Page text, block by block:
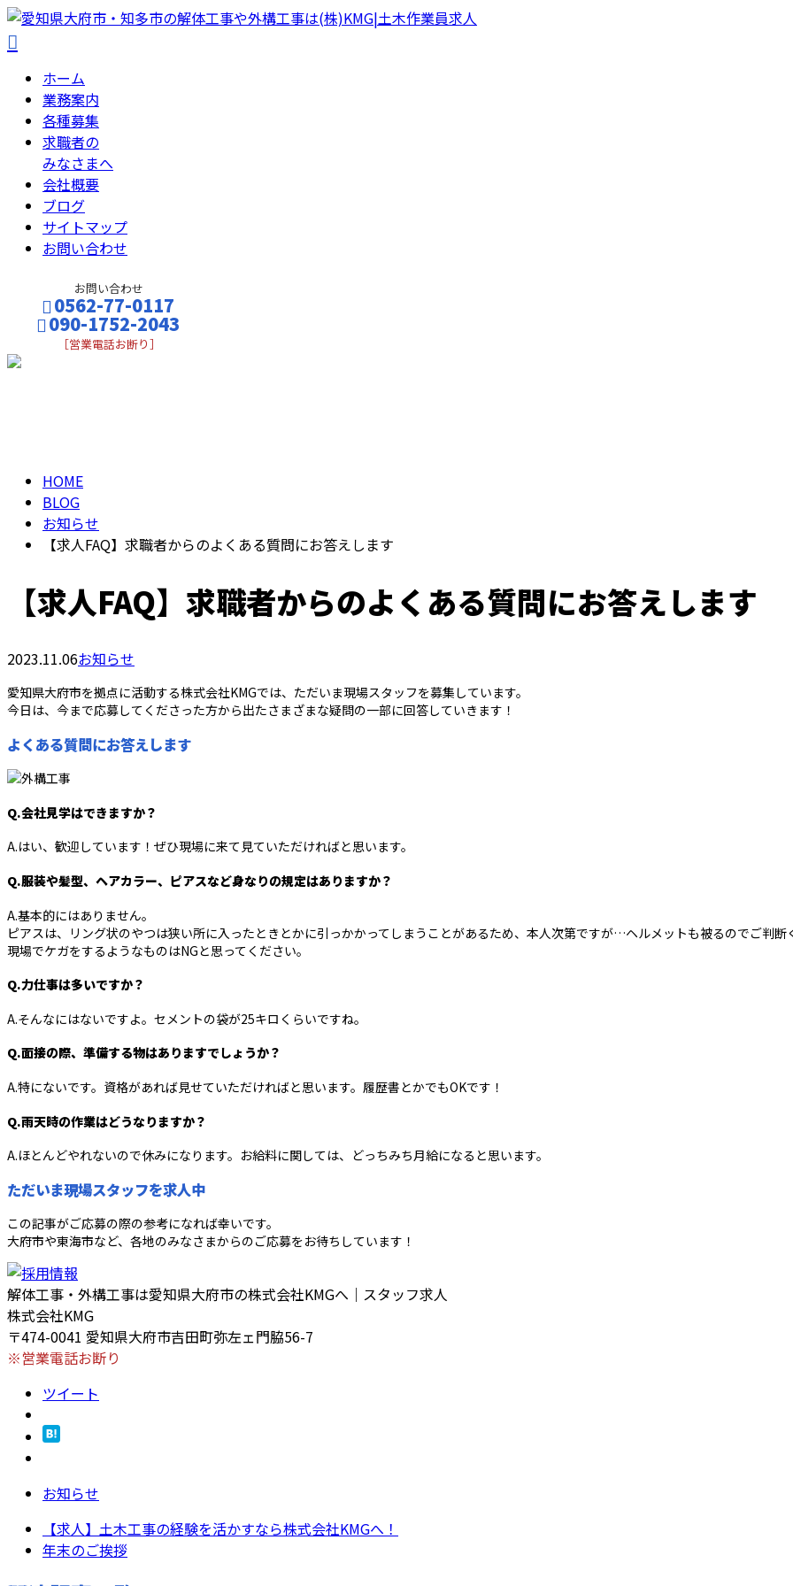
ホーム
業務案内
各種募集
求職者の
みなさまへ
会社概要
ブログ
サイトマップ
お問い合わせ
お問い合わせ
0562-77-0117
090-1752-2043
［営業電話お断り］
HOME
BLOG
お知らせ
【求人FAQ】求職者からのよくある質問にお答えします
【求人FAQ】求職者からのよくある質問にお答えします
2023.11.06お知らせ
愛知県大府市を拠点に活動する株式会社KMGでは、ただいま現場スタッフを募集しています。
今日は、今まで応募してくださった方から出たさまざまな疑問の一部に回答していきます！
よくある質問にお答えします
Q.会社見学はできますか？
A.はい、歓迎しています！ぜひ現場に来て見ていただければと思います。
Q.服装や髪型、ヘアカラー、ピアスなど身なりの規定はありますか？
A.基本的にはありません。
ピアスは、リング状のやつは狭い所に入ったときとかに引っかかってしまうことがあるため、本人次第ですが…ヘルメットも被るのでご判断
現場でケガをするようなものはNGと思ってください。
Q.力仕事は多いですか？
A.そんなにはないですよ。セメントの袋が25キロくらいですね。
Q.面接の際、準備する物はありますでしょうか？
A.特にないです。資格があれば見せていただければと思います。履歴書とかでもOKです！
Q.雨天時の作業はどうなりますか？
A.ほとんどやれないので休みになります。お給料に関しては、どっちみち月給になると思います。
ただいま現場スタッフを求人中
この記事がご応募の際の参考になれば幸いです。
大府市や東海市など、各地のみなさまからのご応募をお待ちしています！
解体工事・外構工事は愛知県大府市の株式会社KMGへ｜スタッフ求人
株式会社KMG
〒474-0041 愛知県大府市吉田町弥左ェ門脇56-7
※営業電話お断り
ツイート
お知らせ
【求人】土木工事の経験を活かすなら株式会社KMGへ！
年末のご挨拶